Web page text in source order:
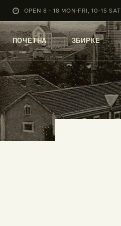
OPEN 8 - 18 MON-FRI, 10-15 SAT
ПОЧЕТНА ЗБИРКЕ